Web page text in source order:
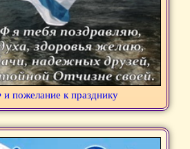
пожелание к празднику